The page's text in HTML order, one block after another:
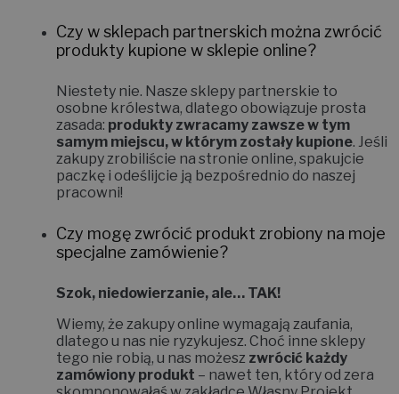
Czy w sklepach partnerskich można zwrócić
produkty kupione w sklepie online?
Niestety nie. Nasze sklepy partnerskie to
osobne królestwa, dlatego obowiązuje prosta
zasada: produkty zwracamy zawsze w tym
samym miejscu, w którym zostały kupione. Jeśli
zakupy zrobiliście na stronie online, spakujcie
paczkę i odeślijcie ją bezpośrednio do naszej
pracowni!
Czy mogę zwrócić produkt zrobiony na moje
specjalne zamówienie?
Szok, niedowierzanie, ale… TAK!
Wiemy, że zakupy online wymagają zaufania,
dlatego u nas nie ryzykujesz. Choć inne sklepy
tego nie robią, u nas możesz zwrócić każdy
zamówiony produkt – nawet ten, który od zera